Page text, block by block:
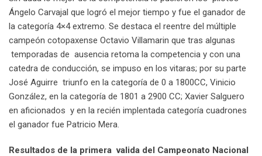
Ángelo Carvajal que logró el mejor tiempo y fue el ganador de
la categoría 4×4 extremo. Se destaca el reentre del múltiple
campeón cotopaxense Octavio Villamarin que tras algunas
temporadas de ausencia retoma la competencia y con una
catedra de conducción, se impuso en los vitaras; por su parte
José Aguirre triunfo en la categoría de 0 a 1800CC, Vinicio
González, en la categoría de 1801 a 2900 CC; Xavier Salguero
en aficionados y en la recién implentada categoría cuadrones
el ganador fue Patricio Mera.
Resultados de la primera valida del Campeonato Nacional